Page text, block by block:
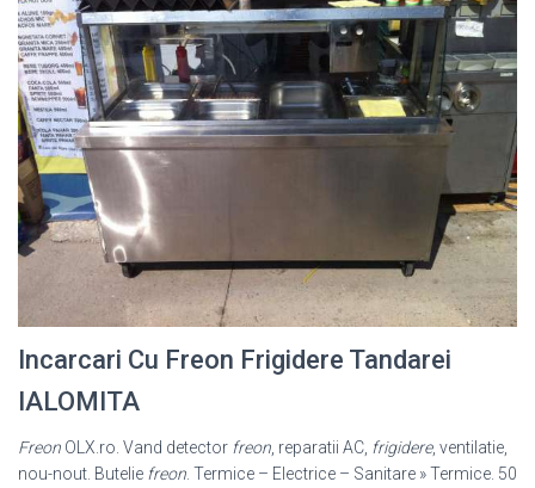
Incarcari Cu Freon Frigidere Tandarei
IALOMITA
Freon OLX.ro. Vand detector freon , reparatii AC, frigidere, ventilatie,
nou-nout. Butelie freon . Termice – Electrice – Sanitare » Termice. 50